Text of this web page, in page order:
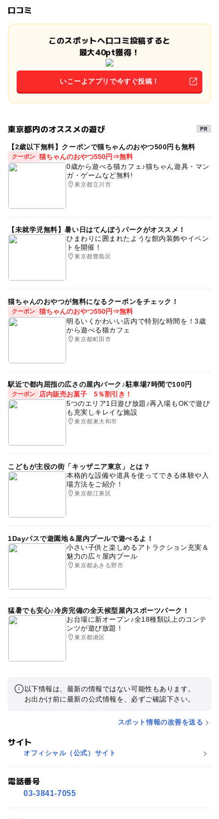
口コミ
このスポットへ口コミ投稿すると
最大40pt獲得！
いこーよアプリで今すぐ投稿！
東京都内のオススメの遊び
【2歳以下無料】クーポンで猫ちゃんのおやつ500円も無料
クーポン 猫ちゃんのおやつ550円⇒無料
0歳から遊べる猫カフェ♪猫ちゃん遊具・マン
ガ・ゲームなど無料!
東京都立川市
【未就学児無料】暑い日はてんぼうパークがオススメ！
ひまわりに囲まれたような館内装飾やイベン
トを開催！
東京都豊島区
猫ちゃんのおやつが無料になるクーポンをチェック！
クーポン 猫ちゃんのおやつ550円⇒無料
明るいくかわいい店内で特別な時間を！3歳
から遊べる猫カフェ
東京都町田市
駅近で都内屈指の広さの屋内パーク♪駐車場7時間で100円
クーポン
店内販売お菓子 5％割引き！
5つのエリア1日遊び放題♪再入場もOKで遊び
も充実しキレイな施設
東京都東大和市
こどもが主役の街「キッザニア東京」とは？
本格的な設備や道具を使ってできる体験や入
場方法をご紹介！
東京都江東区
1Dayパスで遊園地＆屋内プールで遊べるよ！
小さい子供と楽しめるアトラクション充実＆
魅力の広々屋内プール
東京都あきる野市
猛暑でも安心♪冷房完備の全天候型屋内スポーツパーク！
お台場に新オープン♪全18種類以上のコンテ
ンツが遊び放題！
東京都港区
以下情報は、最新の情報ではない可能性もあります。
お出かけ前に最新の公式情報を、必ずご確認下さい。
スポット情報の改善を送る
サイト
オフィシャル（公式）サイト
電話番号
03-3841-7055